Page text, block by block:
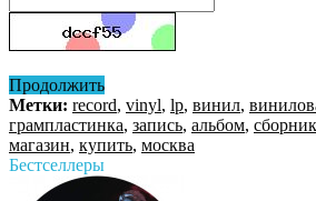
Продолжить
Метки: record, vinyl, lp, винил,
грампластинка, запись, альбом, сборник
магазин, купить, москва
Бестселлеры